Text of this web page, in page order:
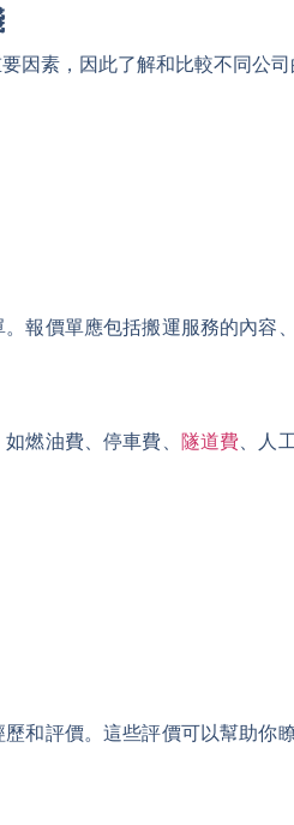
因素，因此了解和比較不同公
報價單應包括搬運服務的內
燃油費、停車費、 隧道費、人
和評價。這些評價可以幫助